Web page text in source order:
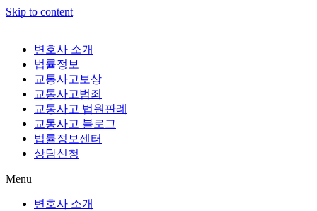
Skip to content
변호사 소개
법률정보
교통사고보상
교통사고범죄
교통사고 법원판례
교통사고 블로그
법률정보센터
상담신청
Menu
변호사 소개